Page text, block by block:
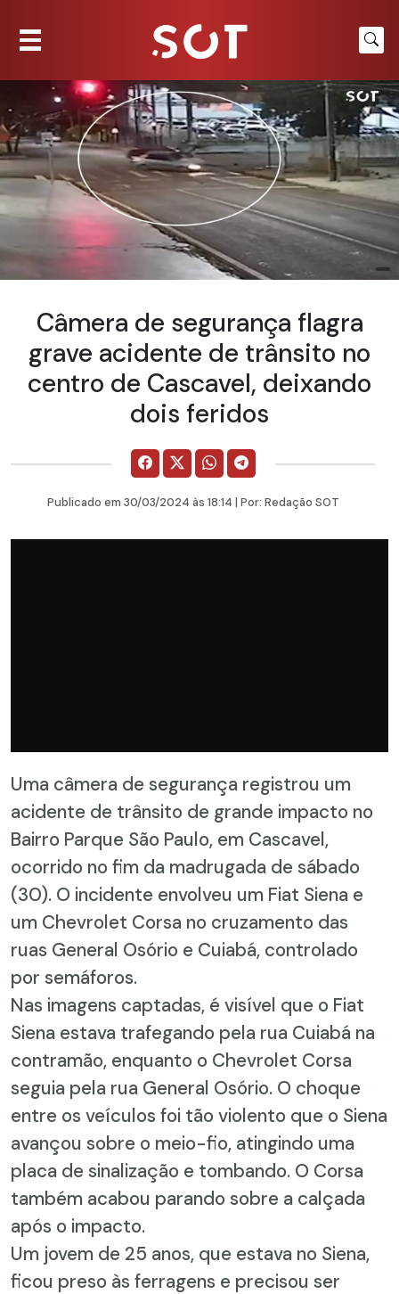
Câmera de segurança flagra
grave acidente de trânsito no
centro de Cascavel, deixando
dois feridos
Publicado em 30/03/2024 às 18:14 | Por: Redação SOT
Uma câmera de segurança registrou um
acidente de trânsito de grande impacto no
Bairro Parque São Paulo, em Cascavel,
ocorrido no fim da madrugada de sábado
(30). O incidente envolveu um Fiat Siena e
um Chevrolet Corsa no cruzamento das
ruas General Osório e Cuiabá, controlado
por semáforos.
Nas imagens captadas, é visível que o Fiat
Siena estava trafegando pela rua Cuiabá na
contramão, enquanto o Chevrolet Corsa
seguia pela rua General Osório. O choque
entre os veículos foi tão violento que o Siena
avançou sobre o meio-fio, atingindo uma
placa de sinalização e tombando. O Corsa
também acabou parando sobre a calçada
após o impacto.
Um jovem de 25 anos, que estava no Siena,
ficou preso às ferragens e precisou ser